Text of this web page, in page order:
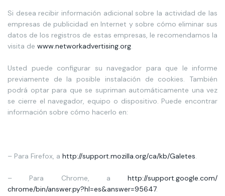
Si desea recibir información adicional sobre la actividad de las
empresas de publicidad en Internet y sobre cómo eliminar sus
datos de los registros de estas empresas, le recomendamos la
visita de www.networkadvertising.org.
Usted puede configurar su navegador para que le informe
previamente de la posible instalación de cookies. También
podrá optar para que se supriman automáticamente una vez
se cierre el navegador, equipo o dispositivo. Puede encontrar
información sobre cómo hacerlo en:
– Para Firefox, a http://support.mozilla.org/ca/kb/Galetes.
– Para Chrome, a http://support.google.com/
chrome/bin/answer.py?hl=es&answer=95647.